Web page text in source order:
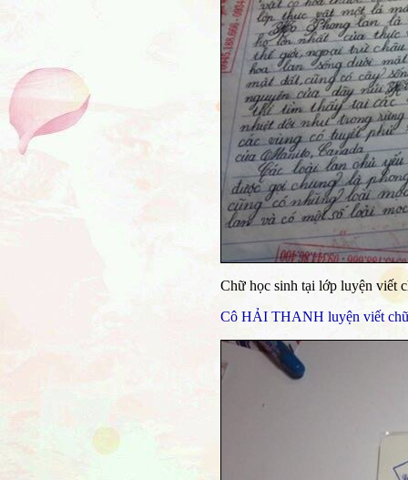
Chữ học sinh tại lớp luyện viết
Cô HẢI THANH luyện viết